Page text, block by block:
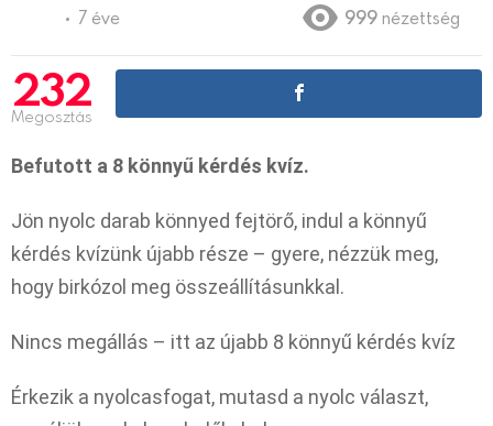
7 éve 999 nézettség
232
Megosztás
Befutott a 8 könnyű kérdés kvíz.
Jön nyolc darab könnyed fejtörő, indul a könnyű
kérdés kvízünk újabb része – gyere, nézzük meg,
hogy birkózol meg összeállításunkkal.
Nincs megállás – itt az újabb 8 könnyű kérdés kvíz
Érkezik a nyolcasfogat, mutasd a nyolc választ,